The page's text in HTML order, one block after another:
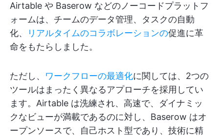
Airtable や Baserow などのノーコードプラットフ
ォームは、チームのデータ管理、タスクの自動
化、
リアルタイムのコラボレーションの促進に革
命をもたらしました。
ただし、 ワークフローの最適化に関しては、2つの
ツールはまったく異なるアプローチを採用してい
ます。Airtable は洗練され、高速で、ダイナミッ
クなビューが満載であるのに対し、Baserow はオ
ープンソースで、自己ホスト型であり、技術に精